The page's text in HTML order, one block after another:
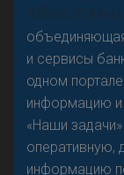
«Н
овости
и сервисы
одном
информацию и
«Наши
оперативную,
информацию